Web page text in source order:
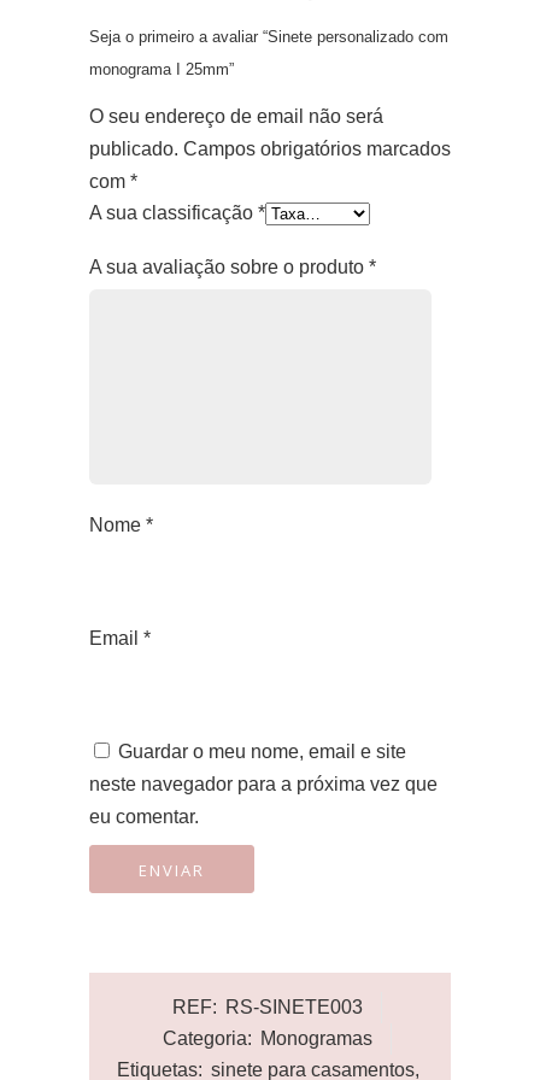
Seja o primeiro a avaliar “Sinete personalizado com
monograma I 25mm”
O seu endereço de email não será
publicado. Campos obrigatórios marcados
com *
A sua classificação *
A sua avaliação sobre o produto *
Nome *
Email *
Guardar o meu nome, email e site
neste navegador para a próxima vez que
eu comentar.
REF: RS-SINETE003
Categoria: Monogramas
Etiquetas: sinete para casamentos,